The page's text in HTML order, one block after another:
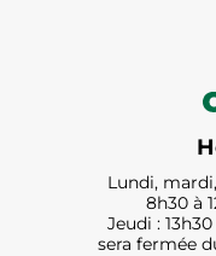
Lundi,
8h30 à
Jeudi :
sera fermée